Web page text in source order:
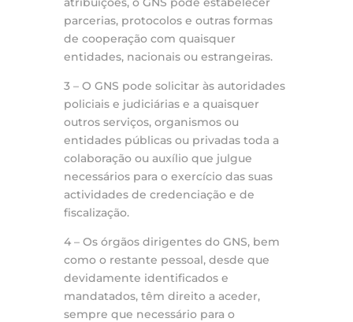
parcerias, protocolos e outras formas
de cooperação com quaisquer
entidades, nacionais ou estrangeiras.
3 – O GNS pode solicitar às autoridades
policiais e judiciárias e a quaisquer
outros serviços, organismos ou
entidades públicas ou privadas toda a
colaboração ou auxílio que julgue
necessários para o exercício das suas
actividades de credenciação e de
fiscalização.
4 – Os órgãos dirigentes do GNS, bem
como o restante pessoal, desde que
devidamente identificados e
mandatados, têm direito a aceder,
sempre que necessário para o